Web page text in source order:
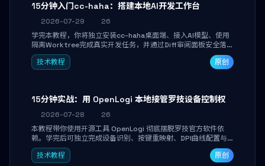
15分钟入门cc-haha：搭建本地AI开发工作台
2026-07-29
26
学完本教程，你将独立安装cc-haha桌面端、接入AI模型、使用
隔离Worktree完成真实开发任务，并通过Diff审阅面板安全落地
AI代码改写。告别终端黑盒操作，让AI在沙箱环境中工作，你只
做审阅和决策。
技术教程 原创
15分钟实战：用 OpenLogi 本地接管罗技设备控制权
2026-07-28
26
本教程带你使用开源工具 OpenLogi 彻底摆脱罗技官方软件依
赖。学完后可独立完成设备识别、按键重映射、DPI曲线配置与
SmartShift调节，实现完全离线控制，保护隐私并释放硬件性
能。
技术教程 原创